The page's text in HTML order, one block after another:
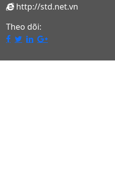
http://std.net.vn
Theo dõi: